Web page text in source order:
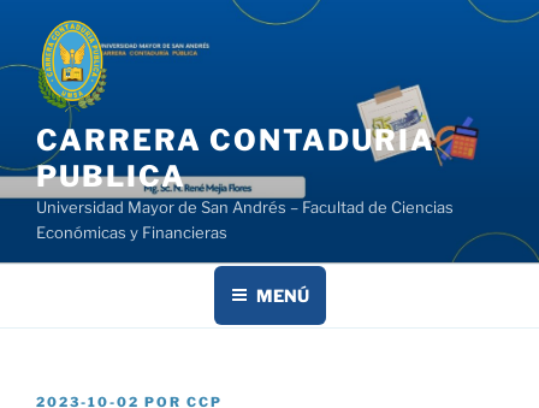
contenido
CARRERA CONTADURIA
PUBLICA
Universidad Mayor de San Andrés – Facultad de Ciencias
Económicas y Financieras
MENÚ
PUBLICADO
2023-10-02 POR CCP